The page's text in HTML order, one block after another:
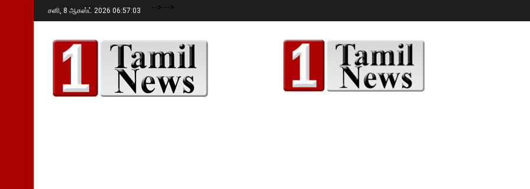
சனி, 8 ஆகஸ்ட் 2026 06:57:04 --> -->